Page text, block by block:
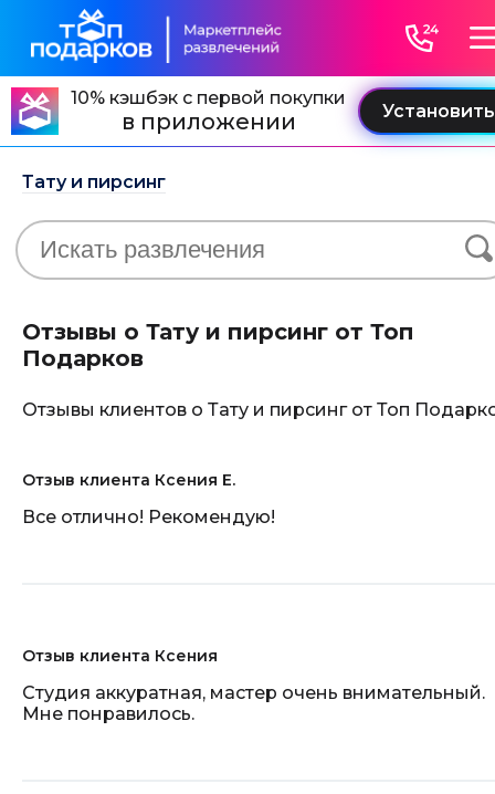
10% кэшбэк с первой покупки
в приложении
Тату и пирсинг
Отзывы о Тату и пирсинг от Топ
Подарков
Отзывы клиентов о Тату и пирсинг от Топ
Отзыв клиента Ксения Е.
Все отлично! Рекомендую!
Отзыв клиента Ксения
Студия аккуратная, мастер очень внимательный.
Мне понравилось.